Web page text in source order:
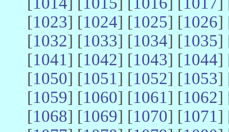
[1023] [1024] [1025] [1026]
[1032] [1033] [1034] [1035]
[1041] [1042] [1043] [1044]
[1050] [1051] [1052] [1053]
[1059] [1060] [1061] [1062]
[1068] [1069] [1070] [1071]